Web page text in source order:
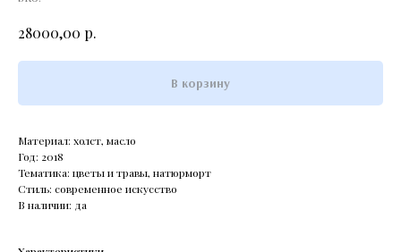
28000,00 р.
В корзину
Материал: холст, масло
Год: 2018
Тематика: цветы и травы, натюрморт
Стиль: современное искусство
В наличии: да